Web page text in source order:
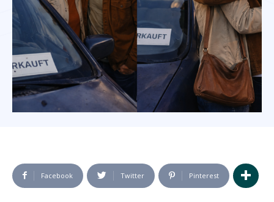
Facebook Twitter Pinterest